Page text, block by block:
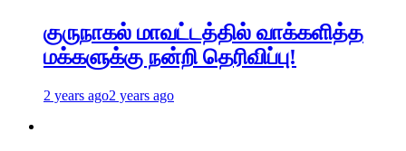
குருநாகல் மாவட்டத்தில் வாக்களித்த
மக்களுக்கு நன்றி தெரிவிப்பு!
2 years ago2 years ago